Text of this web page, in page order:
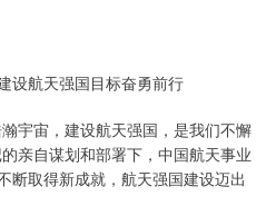
航天强国目标奋勇前行
宇宙，建设航天强国，是我们不懈
亲自谋划和部署下，中国航天事业
断取得新成就，航天强国建设迈出